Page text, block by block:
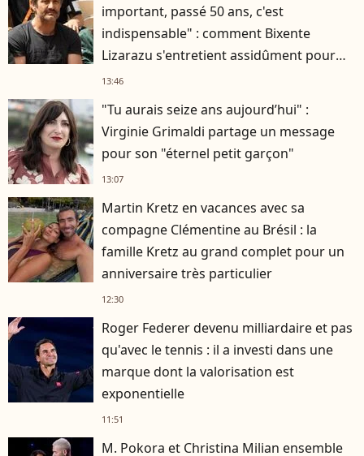
important, passé 50 ans, c'est
indispensable" : comment Bixente
Lizarazu s'entretient assidûment pour
rester musclé à 56 ans ?
13:46
"Tu aurais seize ans aujourd’hui" :
Virginie Grimaldi partage un message
pour son "éternel petit garçon"
13:07
Martin Kretz en vacances avec sa
compagne Clémentine au Brésil : la
famille Kretz au grand complet pour un
anniversaire très particulier
12:30
Roger Federer devenu milliardaire et pas
qu'avec le tennis : il a investi dans une
marque dont la valorisation est
exponentielle
11:51
M. Pokora et Christina Milian ensemble